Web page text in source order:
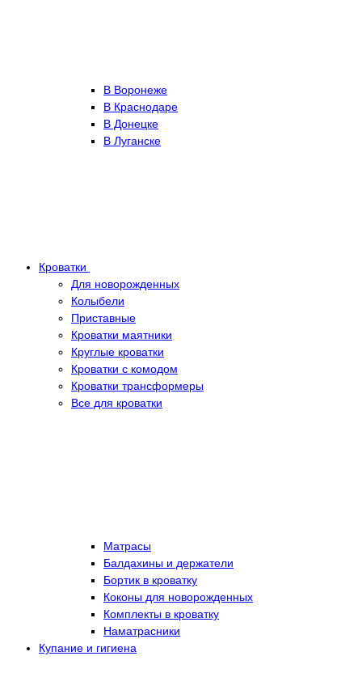
В Воронеже
В Краснодаре
В Донецке
В Луганске
Кроватки
Для новорожденных
Колыбели
Приставные
Кроватки маятники
Круглые кроватки
Кроватки с комодом
Кроватки трансформеры
Все для кроватки
Матрасы
Балдахины и держатели
Бортик в кроватку
Коконы для новорожденных
Комплекты в кроватку
Наматрасники
Купание и гигиена